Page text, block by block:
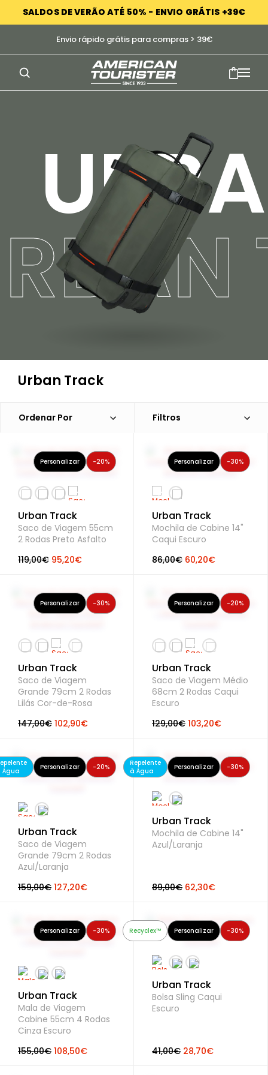
SALDOS DE VERÃO ATÉ 50% - ENVIO GRÁTIS +39€
Envio rápido grátis para compras > 39€
Urban Track
Ordenar Por Filtros
Personalizar -20%
Urban Track
Saco de Viagem 55cm
2 Rodas Preto Asfalto
119,00€ 95,20€
Personalizar -30%
Urban Track
Mochila de Cabine 14"
Caqui Escuro
86,00€ 60,20€
Personalizar -30%
Urban Track
Saco de Viagem
Grande 79cm 2 Rodas
Lilás Cor-de-Rosa
147,00€ 102,90€
Personalizar -20%
Urban Track
Saco de Viagem Médio
68cm 2 Rodas Caqui
Escuro
129,00€ 103,20€
Água
Personalizar -20%
Urban Track
Saco de Viagem
Grande 79cm 2 Rodas
Azul/Laranja
159,00€ 127,20€
Repelente
à Água
Personalizar -30%
Urban Track
Mochila de Cabine 14"
Azul/Laranja
89,00€ 62,30€
Personalizar -30%
Urban Track
Mala de Viagem
Cabine 55cm 4 Rodas
Cinza Escuro
155,00€ 108,50€
Recyclex™ Personalizar -30%
Urban Track
Bolsa Sling Caqui
Escuro
41,00€ 28,70€